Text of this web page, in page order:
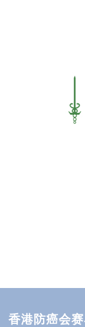
香港防癌会